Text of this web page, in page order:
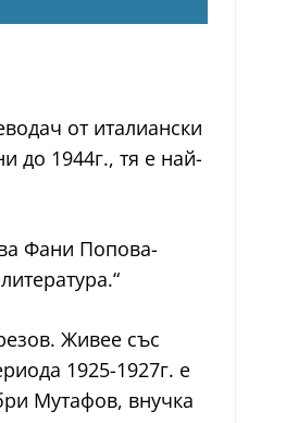
от италиански
до 1944г., тя е най-
Фани Попова-
Живее със
1925-1927г. е
Мутафов, внучка